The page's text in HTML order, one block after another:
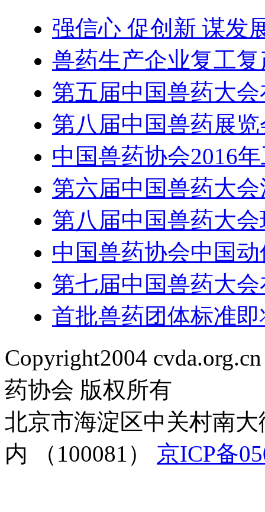
强信心 促创新 谋发
兽药生产企业复工
第五届中国兽药大
第八届中国兽药展
中国兽药协会2016
第六届中国兽药大
第八届中国兽药大
中国兽药协会中国
第七届中国兽药大
首批兽药团体标准
Copyright2004
药协会 版权所有
北京市海淀区中关村南
内 （100081） 京ICP备